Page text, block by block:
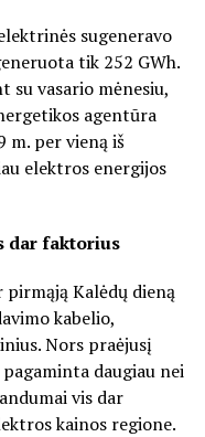
sugeneravo
tik 252 GWh.
su vasario mėnesiu,
agentūra
m. per vieną iš
elektros energijos
dar faktorius
Kalėdų dieną
kabelio,
Nors praėjusį
daugiau nei
vis dar
kainos regione.